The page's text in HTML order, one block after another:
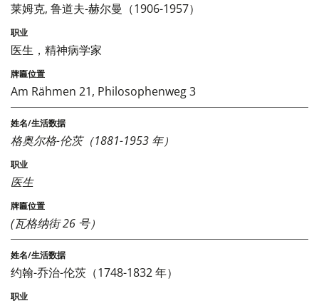
莱姆克, 鲁道夫-赫尔曼（1906-1957）
医生，精神病学家
Am Rähmen 21, Philosophenweg 3
格奥尔格-伦茨（1881-1953 年）
医生
(瓦格纳街 26 号）
约翰-乔治-伦茨（1748-1832 年）